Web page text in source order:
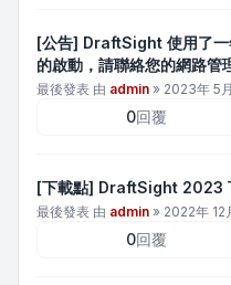
[公告] DraftSight 使用了一
的啟動，請聯絡您的網路管
最後發表 由 admin » 2023年 5
0回覆
[下載點] DraftSight 2023
最後發表 由 admin » 2022年 12
0回覆